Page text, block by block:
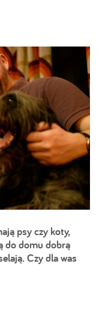
psy czy koty,
do domu dobrą
Czy dla was